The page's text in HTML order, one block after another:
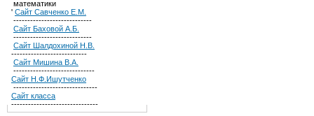
математики
' Сайт Савченко Е.М.
----------------------------
Сайт Баховой А.Б.
----------------------------
Сайт Шалдохиной Н.В.
---------------------------
Сайт Мишина В.А.
-----------------------------
Сайт Н.Ф.Ишутченко
------------------------------
Сайт класса
-------------------------------